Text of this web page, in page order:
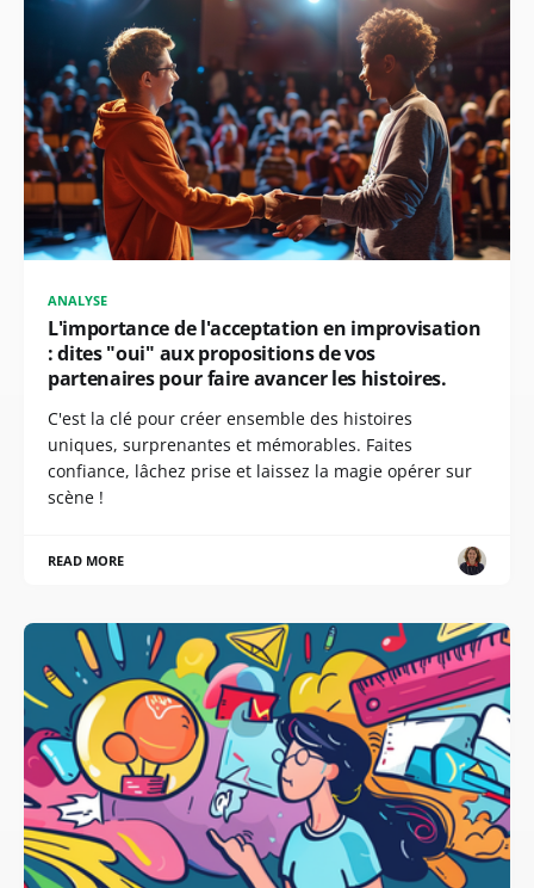
ANALYSE
L'importance de l'acceptation en improvisation
: dites "oui" aux propositions de vos
partenaires pour faire avancer les histoires.
C'est la clé pour créer ensemble des histoires
uniques, surprenantes et mémorables. Faites
confiance, lâchez prise et laissez la magie opérer sur
scène !
READ MORE